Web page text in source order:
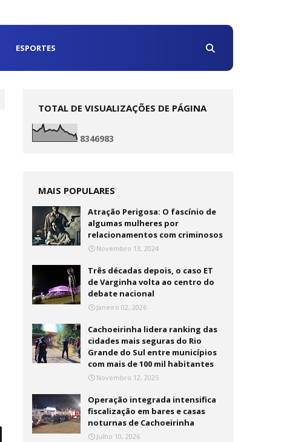
ESPORTES
TOTAL DE VISUALIZAÇÕES DE PÁGINA
8346983
MAIS POPULARES
Atração Perigosa: O fascínio de
algumas mulheres por
relacionamentos com criminosos
Novembro 13, 2024
Três décadas depois, o caso ET
de Varginha volta ao centro do
debate nacional
Janeiro 02, 2026
Cachoeirinha lidera ranking das
cidades mais seguras do Rio
Grande do Sul entre municípios
com mais de 100 mil habitantes
Novembro 12, 2025
Operação integrada intensifica
fiscalização em bares e casas
noturnas de Cachoeirinha
Julho 10, 2026